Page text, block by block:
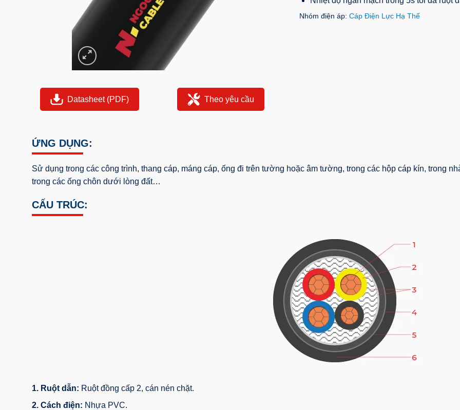
Datasheet (PDF) Theo yêu cầu
Nhóm điện áp: Cáp Điện Lực Hạ Thế
ỨNG DỤNG:
Sử dụng trong các công trình, thang cáp, máng cáp, ống đi trên tường hoặc âm tường, trong các hộp cáp kín, trong
trong các ống chôn dưới lòng đất…
CẤU TRÚC:
1. Ruột dẫn: Ruột đồng cấp 2, cán nén chặt.
2. Cách điện: Nhựa PVC.